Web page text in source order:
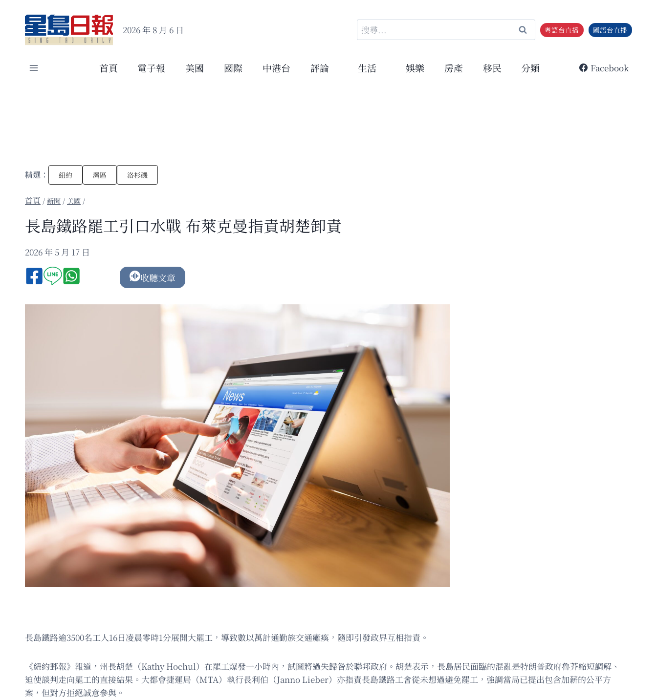
content
2026 年 8 月 6 日
搜
尋
鍵
粵語台直播 國語台直播
首頁 電子報 美國 國際 中港台 評論 生活 娛樂 房產 移民 分類 Facebook
精選： 紐約 灣區 洛杉磯
/新聞 / 美國 /
長島鐵路罷工引口水戰 布萊克曼指責胡楚卸責
2026 年 5 月 17 日
收聽文章
長島鐵路逾3500名工人16日凌晨零時1分展開大罷工，導致數以萬計通勤族交通癱瘓，隨即引發政界互相指責。
《紐約郵報》報道，州長胡楚（Kathy Hochul）在罷工爆發一小時內，試圖將過失歸咎於聯邦政府。胡楚表示，長島居民面臨的混亂是特朗普政府魯莽縮短調解、
迫使談判走向罷工的直接結果。大都會捷運局（MTA）執行長利伯（Janno Lieber）亦指責長島鐵路工會從未想過避免罷工，強調當局已提出包含加薪的公平方
案，但對方拒絕誠意參與。